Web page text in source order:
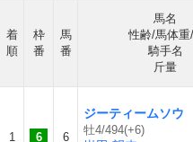
着
順
枠
番
馬
番
馬名
性齢/馬体重
騎手名
斤量
1 6 6
ジーティームソウ
牡4/494(+6)